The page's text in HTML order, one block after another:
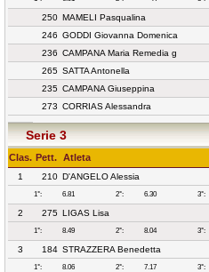
250 MAMELI Pasqualina
246 GODDI Giovanna Domenica
236 CAMPANA Maria Remedia g
265 SATTA Antonella
235 CAMPANA Giuseppina
273 CORRIAS Alessandra
Serie 3
Clas. Pett. Atleta
1 210 D'ANGELO Alessia
1°: 6.81 2°: 6.30 3°:
2 275 LIGAS Lisa
1°: 8.49 2°: 8.04 3°:
3 184 STRAZZERA Benedetta
1°: 8.06 2°: 7.17 3°: